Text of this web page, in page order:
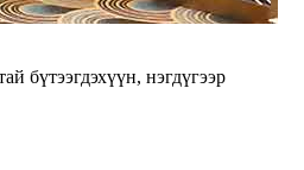
бүтээгдэхүүн, нэгдүгээр